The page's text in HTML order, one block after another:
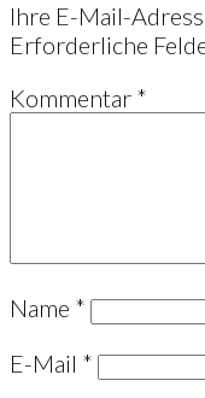
Ihre E-Mail-
Erforderliche
Kommentar *
Name *
E-Mail *